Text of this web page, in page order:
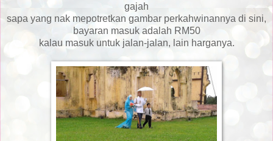
gajah
sapa yang nak mepotretkan gambar perkahwinannya di sini,
bayaran masuk adalah RM50
kalau masuk untuk jalan-jalan, lain harganya.